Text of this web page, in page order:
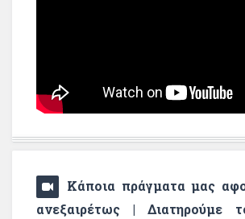
Κάποια πράγματα μας
ανεξαιρέτως | Διατηρούμε